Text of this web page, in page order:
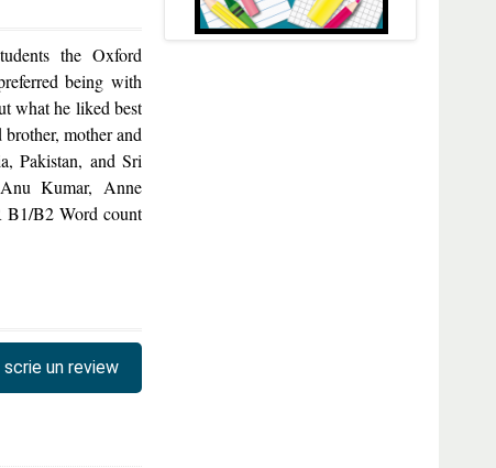
the Oxford
being with
what he liked best
mother and
Pakistan, and Sri
Kumar, Anne
B1/B2 Word count
scrie un review